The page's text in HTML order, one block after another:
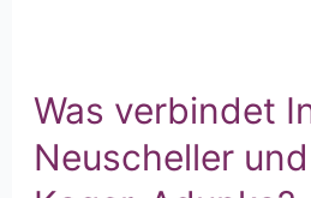
Was verbindet
Neuscheller